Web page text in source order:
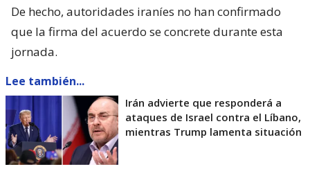
De hecho, autoridades iraníes no han confirmado
que la firma del acuerdo se concrete durante esta
jornada.
Lee también...
Irán advierte que responderá a
ataques de Israel contra el Líbano,
mientras Trump lamenta situación